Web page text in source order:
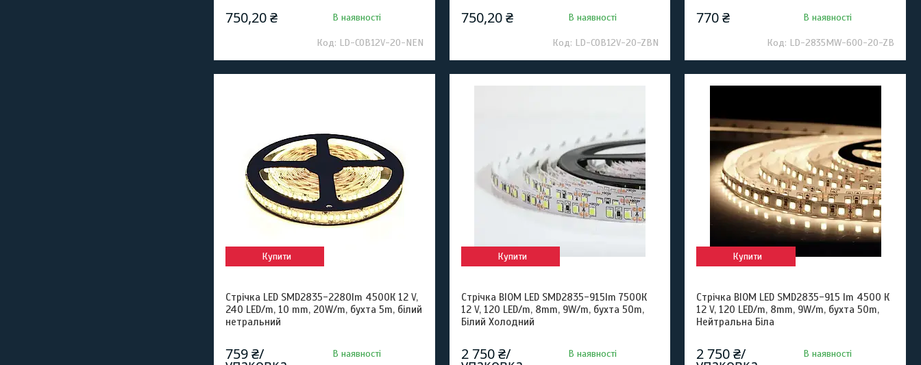
750,20 ₴ В наявності
LD-COB12V-20-NEN
750,20 ₴ В наявності
LD-COB12V-20-ZBN
770 ₴ В наявності
LD-2835MW-600-20-ZB
Купити
Стрічка LED SMD2835-2280lm 4500К 12 V,
240 LED/m, 10 mm, 20W/m, бухта 5m, білий
нетральний
759 ₴/ В наявності
Купити
Стрічка BIOM LED SMD2835-915lm 7500К
12 V, 120 LED/m, 8mm, 9W/m, бухта 50m,
Білий Холодний
2 750 ₴/ В наявності
Купити
Стрічка BIOM LED SMD2835-915 lm 4500 К
12 V, 120 LED/m, 8mm, 9W/m, бухта 50m,
Нейтральна Біла
2 750 ₴/ В наявності